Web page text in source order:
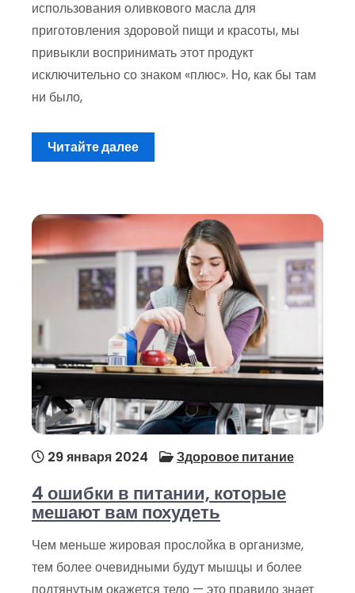
использования оливкового масла для
приготовления здоровой пищи и красоты, мы
привыкли воспринимать этот продукт
исключительно со знаком «плюс». Но, как бы там
ни было,
Читайте далее
29 января 2024 Здоровое питание
4 ошибки в питании, которые
мешают вам похудеть
Чем меньше жировая прослойка в организме,
тем более очевидными будут мышцы и более
подтянутым окажется тело — это правило знает